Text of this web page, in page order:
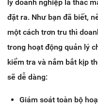
lý doanh nghiệp là thắc
đặt ra. Như bạn đã biết,
một cách trơn tru thì
trong hoạt động quản lý
kiểm tra và nắm bắt kịp
sẽ dễ dàng:
Giám soát toàn bộ